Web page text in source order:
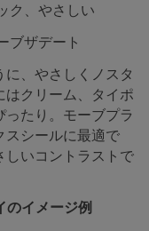
ク、やさしい
ブザデート
、やさしくノスタ
はクリーム、タイポ
たり。モーブプラ
スシールに最適で
しいコントラストで
イメージ例